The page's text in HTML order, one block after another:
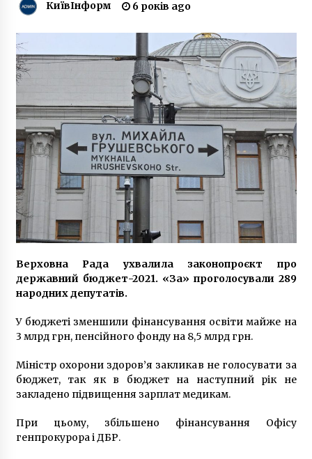
6 років ago
Земельна комісія Київради проголосувала за
забудову Чкалівського скверу
6 років ago
У КМДА пропонують прийняти мораторій на
фінансування другорядних потреб
3 роки ago
В столиці викрили банду квартирних злодіїв,
яку створили поліцейські
6 років ago
В “Дії” скоро можна буде купувати та
продавати авто
Комітет Верховної Ради підтримав
7 років ago
КиївІнформ 6 років ago
Верховна Рада ухвалила законопроєкт про
державний бюджет-2021. «За» проголосували 289
народних депутатів.
У бюджеті зменшили фінансування освіти майже на
3 млрд грн, пенсійного фонду на 8,5 млрд грн.
Міністр охорони здоров’я закликав не голосувати за
бюджет, так як в бюджет на наступний рік не
закладено підвищення зарплат медикам.
При цьому, збільшено фінансування Офісу
генпрокурора і ДБР.